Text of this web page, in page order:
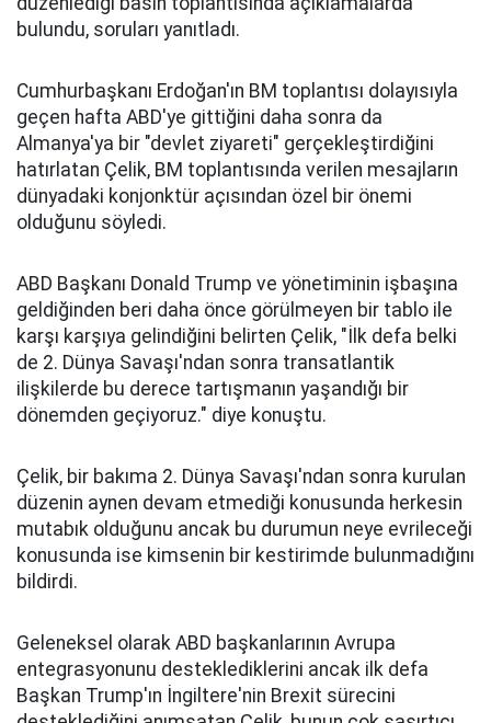
bulundu, soruları yanıtladı.
Cumhurbaşkanı Erdoğan'ın BM toplantısı dolayısıyla
geçen hafta ABD'ye gittiğini daha sonra da
Almanya'ya bir "devlet ziyareti" gerçekleştirdiğini
hatırlatan Çelik, BM toplantısında verilen mesajların
dünyadaki konjonktür açısından özel bir önemi
olduğunu söyledi.
ABD Başkanı Donald Trump ve yönetiminin işbaşına
geldiğinden beri daha önce görülmeyen bir tablo ile
karşı karşıya gelindiğini belirten Çelik, "İlk defa belki
de 2. Dünya Savaşı'ndan sonra transatlantik
ilişkilerde bu derece tartışmanın yaşandığı bir
dönemden geçiyoruz." diye konuştu.
Çelik, bir bakıma 2. Dünya Savaşı'ndan sonra kurulan
düzenin aynen devam etmediği konusunda herkesin
mutabık olduğunu ancak bu durumun neye evrileceği
konusunda ise kimsenin bir kestirimde bulunmadığını
bildirdi.
Geleneksel olarak ABD başkanlarının Avrupa
entegrasyonunu desteklediklerini ancak ilk defa
Başkan Trump'ın İngiltere'nin Brexit sürecini